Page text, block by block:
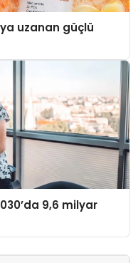
uzanan güçlü
9,6 milyar